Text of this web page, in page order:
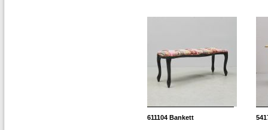
611104 Bankett